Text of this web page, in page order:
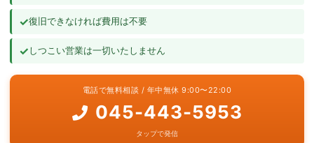
よくあるご質問
✓復旧できなければ費用は不要
✓しつこい営業は一切いたしません
電話で無料相談 / 年中無休 9:00〜22:00
045-443-5953
タップで発信